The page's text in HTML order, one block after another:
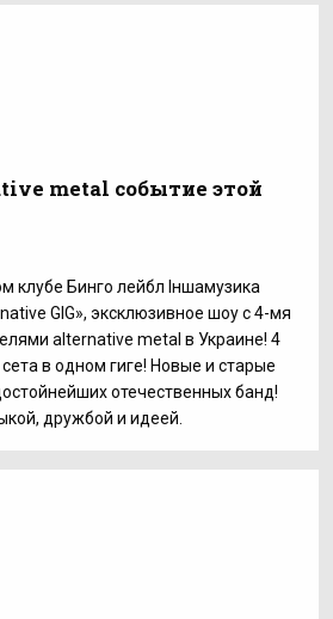
metal событие этой
клубе Бинго лейбл Iншамузика
GIG», эксклюзивное шоу с 4-мя
alternative metal в Украине! 4
в одном гиге! Новые и старые
отечественных банд!
дружбой и идеей.